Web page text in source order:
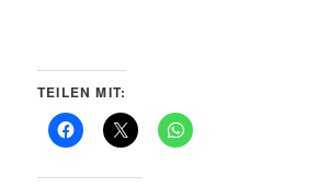
TEILEN MIT: